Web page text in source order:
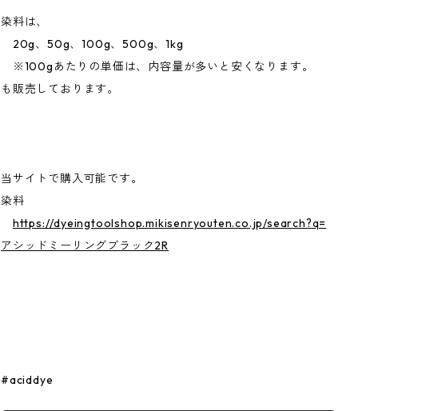
染料は、
20g、50g、100g、500g、1kg
※100gあたりの単価は、内容量が多いと安くなります。
も販売しております。
当サイトで購入可能です。
染料
https://dyeingtoolshop.mikisenryouten.co.jp/search?q=
アシッドミーリングブラック2R
#aciddye